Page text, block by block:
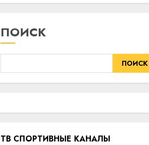
ПОИСК
ПОИСК
ТВ СПОРТИВНЫЕ КАНАЛЫ